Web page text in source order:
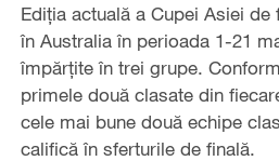
Ediția actuală a Cupei Asiei
în Australia în perioada 1-21
împărțite în trei grupe.
primele două clasate din
cele mai bune două echipe
califică în sferturile de finală.